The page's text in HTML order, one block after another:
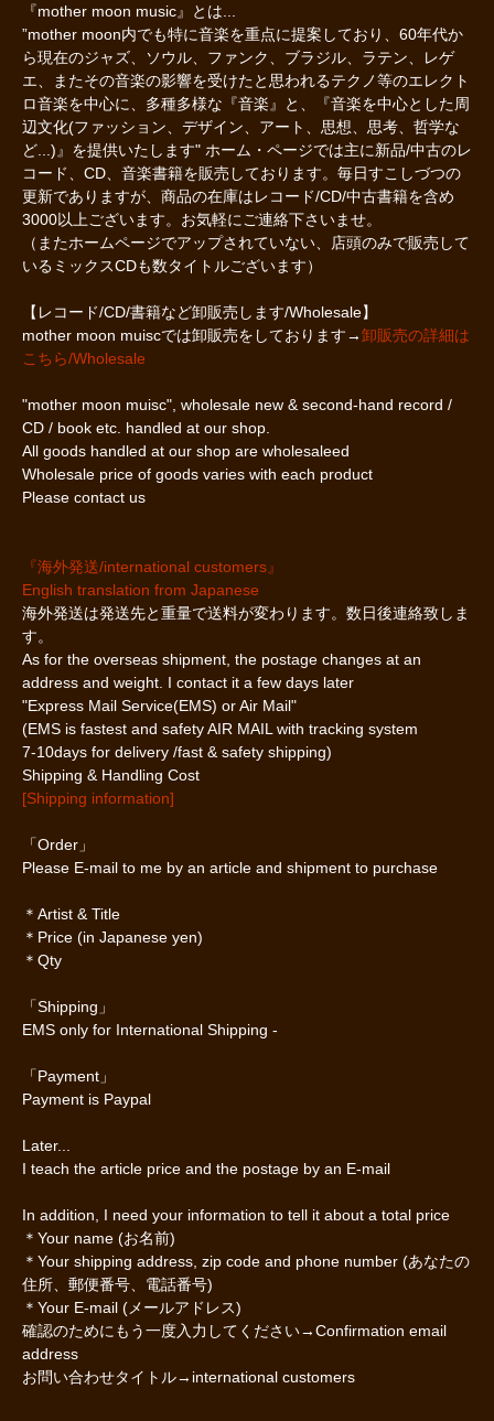
『mother moon music』とは...
”mother moon内でも特に音楽を重点に提案しており、60年代か
ら現在のジャズ、ソウル、ファンク、ブラジル、ラテン、レゲ
エ、またその音楽の影響を受けたと思われるテクノ等のエレクト
ロ音楽を中心に、多種多様な『音楽』と、『音楽を中心とした周
辺文化(ファッション、デザイン、アート、思想、思考、哲学な
ど...)』を提供いたします" ホーム・ページでは主に新品/中古のレ
コード、CD、音楽書籍を販売しております。毎日すこしづつの
更新でありますが、商品の在庫はレコード/CD/中古書籍を含め
3000以上ございます。お気軽にご連絡下さいませ。
（またホームページでアップされていない、店頭のみで販売して
いるミックスCDも数タイトルございます）
【レコード/CD/書籍など卸販売します/Wholesale】
mother moon muiscでは卸販売をしております→卸販売の詳細は
こちら/Wholesale
"mother moon muisc", wholesale new & second-hand record /
CD / book etc. handled at our shop.
All goods handled at our shop are wholesaleed
Wholesale price of goods varies with each product
Please contact us
『海外発送/international customers』
English translation from Japanese
海外発送は発送先と重量で送料が変わります。数日後連絡致しま
す。
As for the overseas shipment, the postage changes at an
address and weight. I contact it a few days later
"Express Mail Service(EMS) or Air Mail"
(EMS is fastest and safety AIR MAIL with tracking system
7-10days for delivery /fast & safety shipping)
Shipping & Handling Cost
[Shipping information]
「Order」
Please E-mail to me by an article and shipment to purchase
＊Artist & Title
＊Price (in Japanese yen)
＊Qty
「Shipping」
EMS only for International Shipping -
「Payment」
Payment is Paypal
Later...
I teach the article price and the postage by an E-mail
In addition, I need your information to tell it about a total price
＊Your name (お名前)
＊Your shipping address, zip code and phone number (あなたの
住所、郵便番号、電話番号)
＊Your E-mail (メールアドレス)
確認のためにもう一度入力してください→Confirmation email
address
お問い合わせタイトル→international customers